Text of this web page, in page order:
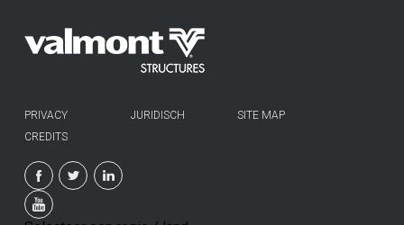
PRIVACY JURIDISCH
SITE MAP
CREDITS